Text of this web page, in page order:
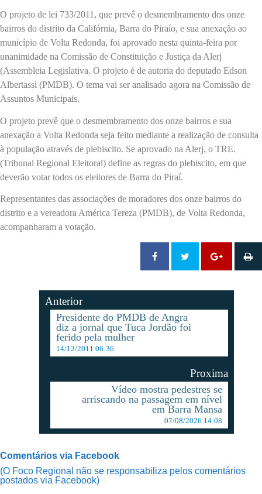
O projeto de lei 733/2011, que prevê o desmembramento dos onze
bairros do distrito da Califórnia, Barra do Piraío, e sua anexação ao
município de Volta Redonda, foi aprovado nesta quinta-feira por
unanimidade na Comissão de Constituição e Justiça da Alerj
(Assembleia Legislativa. O projeto é de autoria do deputado Edson
Albertassi (PMDB). O tema vai ser analisado agora na Comissão de
Assuntos Municipais.
O projeto prevê que o desmembramento dos onze bairros e sua
anexação a Volta Redonda seja feito mediante a realização de consulta
à população através de plebiscito. Se aprovado na Alerj, o TRE.
(Tribunal Regional Eleitoral) define as regras do plebiscito, em que
deverão votar todos os eleitores de Barra do Piraí.
Representantes das associações de moradores dos onze bairros do
distrito e a vereadora América Tereza (PMDB), de Volta Redonda,
acompanharam a votação.
Anterior
Presidente do PMDB de Angra
diz a jornal que Tuca Jordão foi
ferido pela mulher
14/12/2011 06:36
Proxima
Vídeo mostra pedestres se
arriscando na passagem em nível
em Barra Mansa
07/08/2026 14:08
Comentários via Facebook
(O Foco Regional não se responsabiliza pelos comentários
postados via Facebook)